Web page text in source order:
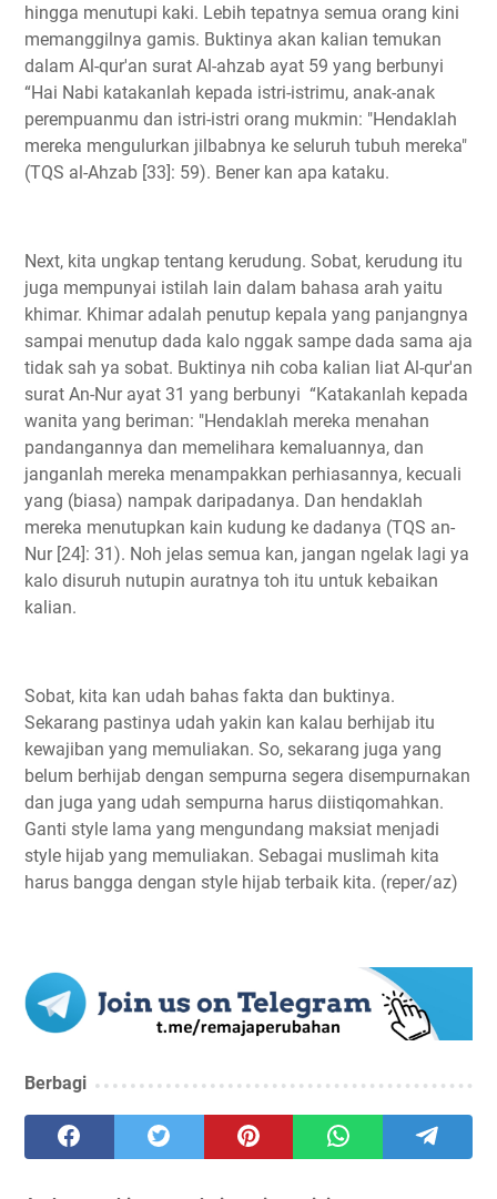
hingga menutupi kaki. Lebih tepatnya semua orang kini
memanggilnya gamis. Buktinya akan kalian temukan
dalam Al-qur'an surat Al-ahzab ayat 59 yang berbunyi
“Hai Nabi katakanlah kepada istri-istrimu, anak-anak
perempuanmu dan istri-istri orang mukmin: "Hendaklah
mereka mengulurkan jilbabnya ke seluruh tubuh mereka"
(TQS al-Ahzab [33]: 59). Bener kan apa kataku.
Next, kita ungkap tentang kerudung. Sobat, kerudung itu
juga mempunyai istilah lain dalam bahasa arah yaitu
khimar. Khimar adalah penutup kepala yang panjangnya
sampai menutup dada kalo nggak sampe dada sama aja
tidak sah ya sobat. Buktinya nih coba kalian liat Al-qur'an
surat An-Nur ayat 31 yang berbunyi “Katakanlah kepada
wanita yang beriman: "Hendaklah mereka menahan
pandangannya dan memelihara kemaluannya, dan
janganlah mereka menampakkan perhiasannya, kecuali
yang (biasa) nampak daripadanya. Dan hendaklah
mereka menutupkan kain kudung ke dadanya (TQS an-
Nur [24]: 31). Noh jelas semua kan, jangan ngelak lagi ya
kalo disuruh nutupin auratnya toh itu untuk kebaikan
kalian.
Sobat, kita kan udah bahas fakta dan buktinya.
Sekarang pastinya udah yakin kan kalau berhijab itu
kewajiban yang memuliakan. So, sekarang juga yang
belum berhijab dengan sempurna segera disempurnakan
dan juga yang udah sempurna harus diistiqomahkan.
Ganti style lama yang mengundang maksiat menjadi
style hijab yang memuliakan. Sebagai muslimah kita
harus bangga dengan style hijab terbaik kita. (reper/az)
Berbagi